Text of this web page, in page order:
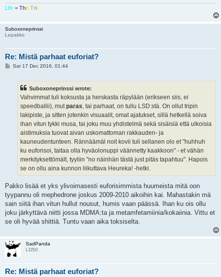
Life = The Trip
Suboxoneprinssi
Lepakko
Re: Mistä parhaat euforiat?
PSat 17 Dec 2016, 01:44
Suboxoneprinssi wrote:
Vahvimmat tuli koksusta ja herskasta räpylään (erikseen siis, ei
speedballii), mutparas, tai parhaat, on tullu LSD:stä. On ollut tripin
lakipiste, ja sitten jotenkin visuaalit, omat ajatukset, sillä hetkellä soiva
ihan vitun tykki musa, tai joku muu yhdistelmä sekä sisäisiä että ulkoisia
aistimuksia tuovat aivan uskomattoman rakkauden- ja
kauneudentunteen. Rännäämäl noit kovii tuli sellanen olo et "huhhuh
ku euforisoi, taitaa olla hyväolonuppi väännetty kaakkoon" - et vähän
merkityksettömält, tyyliin "no näinhän tästä just pitäs tapahtuu". Hapois
se on ollu aina kunnon liikuttava Heureka! -hetki.
Pakko lisää et yks ylivoimasesti euforisimmista huumeista mitä oon
tyypannu oli mephedrone joskus 2009-2010 aikoihin kai. Mahastakin mä
sain siitä ihan vitun hullut nousut, humis vaan päässä. Ihan ku ois ollu
joku järkyttävä niitti jossa MDMA:ta ja metamfetamiinia/kokaiinia. Vittu et
se oli hyvää shittiä. Tuntu vaan aika toksiselta.
SadPanda
LD50
Re: Mistä parhaat euforiat?